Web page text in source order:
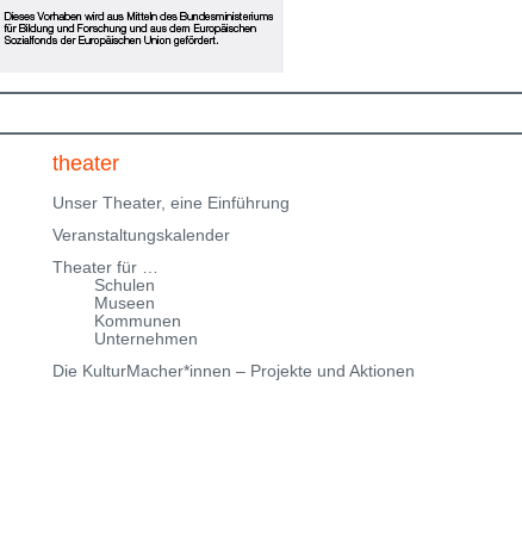
Klingenteichstraße verfügen. Hinweise über
Parkmöglichkeiten findest Du hier:
theater
Unser Theater, eine Einführung
Veranstaltungskalender
Theater für …
Schulen
Museen
Kommunen
Unternehmen
Die KulturMacher*innen – Projekte und Aktionen